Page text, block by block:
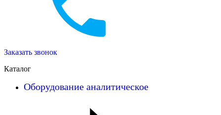
Заказать звонок
Каталог
Оборудование аналитическое